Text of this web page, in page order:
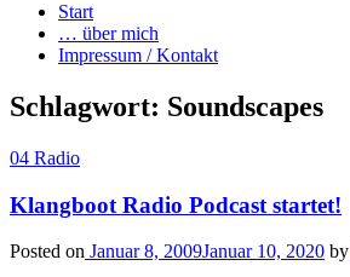
Start
… über mich
Impressum / Kontakt
Schlagwort: Soundscapes
04 Radio
Klangboot Radio Podcast startet!
Posted on Januar 8, 2009Januar 10, 2020 by